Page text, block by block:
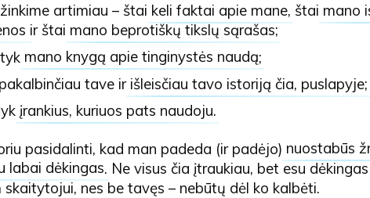
artimiau – štai keli faktai apie mane, štai mano
ir štai mano beprotiškų tikslų sąrašas;
mano knygą apie tinginystės naudą;
tave ir išleisčiau tavo istoriją čia, puslapyje;
įrankius, kuriuos pats naudoju.
pasidalinti, kad man padeda (ir padėjo) nuostabūs
labai dėkingas. Ne visus čia įtraukiau, bet esu dėkingas
skaitytojui, nes be tavęs – nebūtų dėl ko kalbėti.